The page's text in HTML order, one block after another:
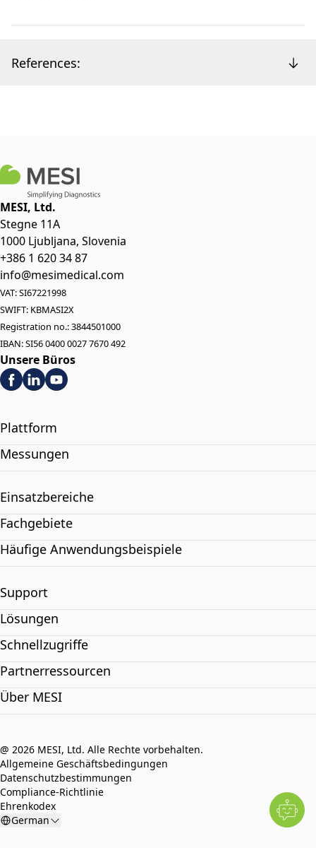
References:
MESI, Ltd.
Stegne 11A
1000 Ljubljana, Slovenia
+386 1 620 34 87
info@mesimedical.com
VAT: SI67221998
SWIFT: KBMASI2X
Registration no.: 3844501000
IBAN: SI56 0400 0027 7670 492
Unsere Büros
Plattform
Messungen
Einsatzbereiche
Fachgebiete
Häufige Anwendungsbeispiele
Support
Lösungen
Schnellzugriffe
Partnerressourcen
Über MESI
@ 2026 MESI, Ltd. Alle Rechte vorbehalten.
Allgemeine Geschäftsbedingungen
Datenschutzbestimmungen
Compliance-Richtlinie
Ehrenkodex
German